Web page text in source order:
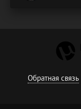
Обратная связь